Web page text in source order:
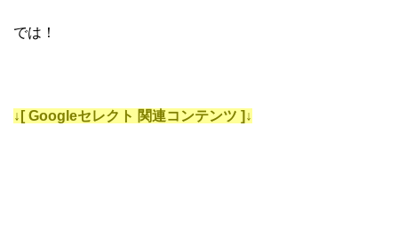
では！
↓[ Googleセレクト 関連コンテンツ ]↓